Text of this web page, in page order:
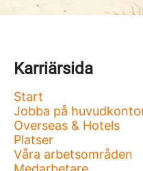
Karriärsida
Start
Jobba på
Overseas & Hotels
Platser
Våra arbetsområden